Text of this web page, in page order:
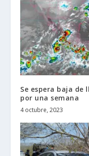
Se espera baja de
por una semana
4 octubre, 2023